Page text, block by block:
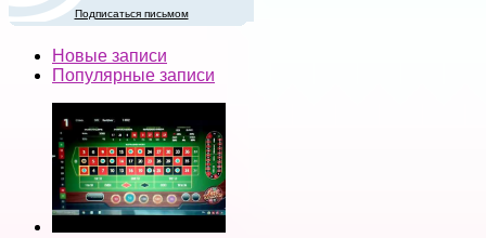
Подписаться письмом
Новые записи
Популярные записи